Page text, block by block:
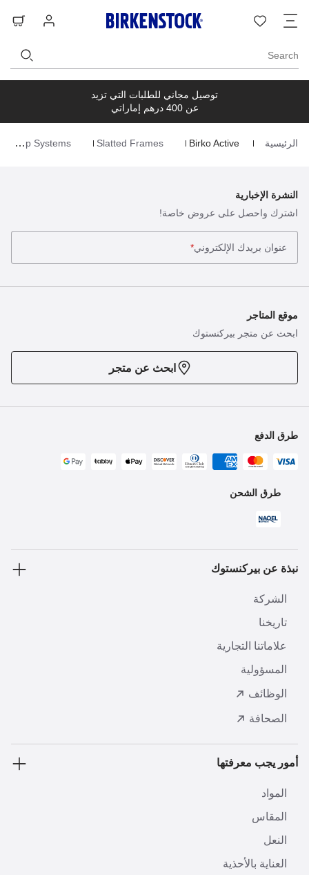
الدخول
Search
توصيل مجاني للطلبات التي تزيد
عن 400 درهم إماراتي
Homepage الرئيسية Sleep Systems Slatted Frames Birko Active
النشرة الإخبارية
اشترك واحصل على عروض خاصة!
عنوان بريدك الإلكتروني*
موقع المتاجر
ابحث عن متجر بيركنستوك
ابحث عن متجر
طرق الدفع
طرق الشحن
نبذة عن بيركنستوك
الشركة
تاريخنا
علاماتنا التجارية
المسؤولية
الوظائف
الصحافة
أمور يجب معرفتها
المواد
المقاس
النعل
العناية بالأحذية